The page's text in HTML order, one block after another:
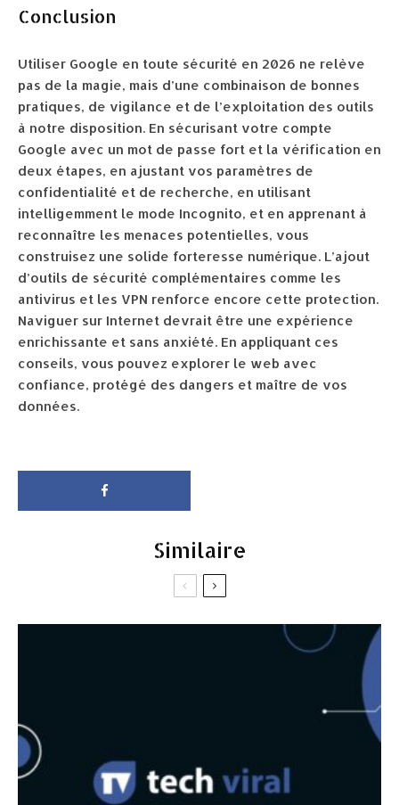
Conclusion
Utiliser Google en toute sécurité en 2026 ne relève
pas de la magie, mais d’une combinaison de bonnes
pratiques, de vigilance et de l’exploitation des outils
à notre disposition. En sécurisant votre compte
Google avec un mot de passe fort et la vérification en
deux étapes, en ajustant vos paramètres de
confidentialité et de recherche, en utilisant
intelligemment le mode Incognito, et en apprenant à
reconnaître les menaces potentielles, vous
construisez une solide forteresse numérique. L’ajout
d’outils de sécurité complémentaires comme les
antivirus et les VPN renforce encore cette protection.
Naviguer sur Internet devrait être une expérience
enrichissante et sans anxiété. En appliquant ces
conseils, vous pouvez explorer le web avec
confiance, protégé des dangers et maître de vos
données.
Similaire